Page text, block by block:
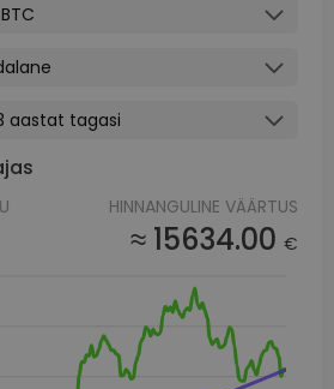
aastat tagasi
HINNANGULINE VÄÄRTUS
≈ 15634.00 €